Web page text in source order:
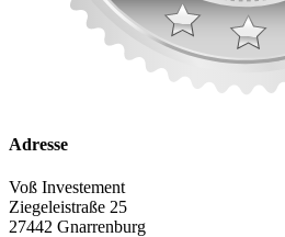
Adresse
Voß Investement
Ziegeleistraße 25
27442 Gnarrenburg